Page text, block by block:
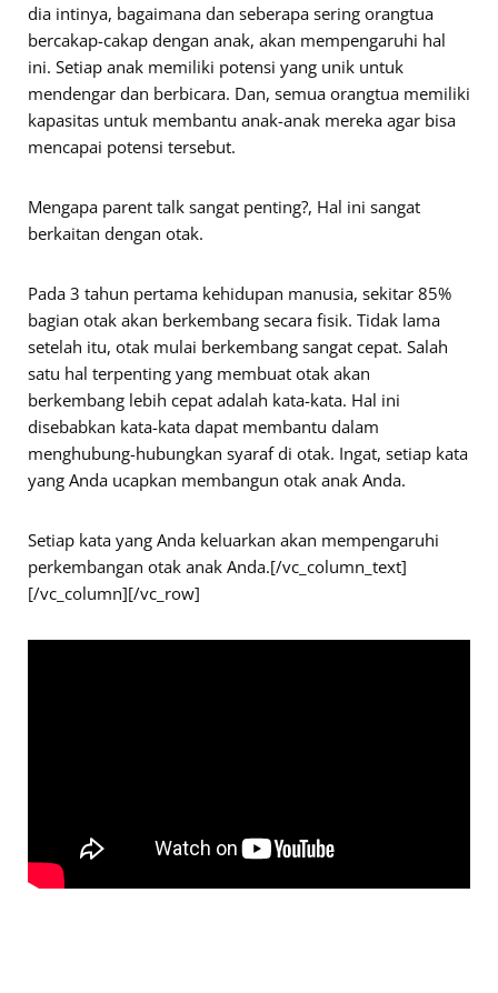
dia intinya, bagaimana dan seberapa sering orangtua
bercakap-cakap dengan anak, akan mempengaruhi hal
ini. Setiap anak memiliki potensi yang unik untuk
mendengar dan berbicara. Dan, semua orangtua memiliki
kapasitas untuk membantu anak-anak mereka agar bisa
mencapai potensi tersebut.
Mengapa parent talk sangat penting?, Hal ini sangat
berkaitan dengan otak.
Pada 3 tahun pertama kehidupan manusia, sekitar 85%
bagian otak akan berkembang secara fisik. Tidak lama
setelah itu, otak mulai berkembang sangat cepat. Salah
satu hal terpenting yang membuat otak akan
berkembang lebih cepat adalah kata-kata. Hal ini
disebabkan kata-kata dapat membantu dalam
menghubung-hubungkan syaraf di otak. Ingat, setiap kata
yang Anda ucapkan membangun otak anak Anda.
Setiap kata yang Anda keluarkan akan mempengaruhi
perkembangan otak anak Anda.[/vc_column_text]
[/vc_column][/vc_row]